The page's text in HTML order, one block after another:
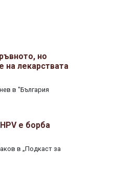
но
на лекарствата
в "България
е борба
в „Подкаст за